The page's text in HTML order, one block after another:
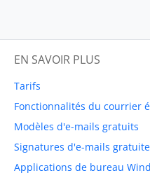
EN SAVOIR PLUS
Tarifs
Fonctionnalités du courrier
Modèles d'e-mails gratuits
Signatures d'e-mails
Applications de bureau